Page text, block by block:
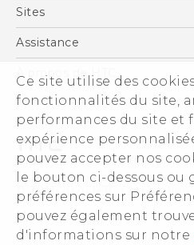
Ce site utilise des
fonctionnalités du site,
performances du site et
expérience
pouvez accepter nos
le bouton ci-dessous ou
préférences sur
pouvez également
d'informations sur notre
réglementation
Française - Guide
Smartphones
Vive
Accessoires
Sites
HTC Vive
HTC Pro
Assistance
eCommerce Support
À propos de HTC
ESG
Informations sur la société
Sécurité du produit
Politique de confidentialité
Cookie Preferences
Carrières
© 2011-2026 HTC Corporation
Mentions Légales